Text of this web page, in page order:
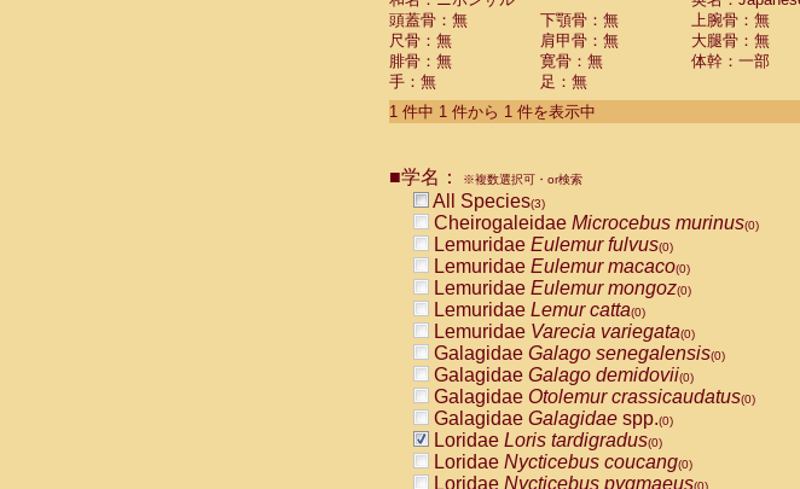
(0)
Cebidae Saguinus oedipus
Cebidae Saguinus weddelli
Cebidae Saguinusspp.
Cebidae Aotus trivirgatus
Cebidae Cebus albifrons
CebidaeCebus nigrivittatus
CebidaeCebus
CebidaeSaimiri boliviensis(0)
CebidaeSaimiri sciureus(0)
AtelidaeAlouatta caraya(0)
AtelidaeAlouatta fusca(0)
AtelidaeAlouatta seniculus
AtelidaeAlouattaspp.(0)
AtelidaeAteles belzebuth(0)
AtelidaeAteles geoffroyi(0)
AtelidaeAteles paniscus(0)
AtelidaeAtelesspp.(0)
Atelidae Lagothrix lagothricha
AtelidaeLagothrix lagothricha cana
PitheciidaeCacajao calvus rubicundus
頭蓋骨：無
下顎骨：無 上腕骨：無
尺骨：無
肩甲骨：無 大腿骨：無
腓骨：無
寛骨：無
体幹：一部
手：無
足：無
1 件中 1 件から 1 件を表示中
■学名： ※複数選択可・or検索
All Species(3)
Cheirogaleidae Microcebus murinus(0)
Lemuridae Eulemur fulvus(0)
Lemuridae Eulemur macaco(0)
Lemuridae Eulemur mongoz(0)
Lemuridae Lemur catta(0)
Lemuridae Varecia variegata(0)
Galagidae Galago senegalensis(0)
Galagidae Galago demidovii(0)
Galagidae Otolemur crassicaudatus(0)
Galagidae Galagidae spp.(0)
Loridae Loris tardigradus(0)
Loridae Nycticebus coucang(0)
Loridae Nycticebus pygmaeus(0)